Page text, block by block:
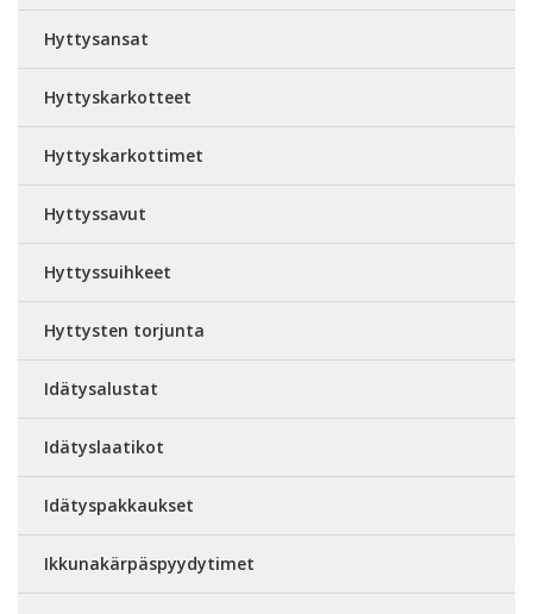
Hyttysansat
Hyttyskarkotteet
Hyttyskarkottimet
Hyttyssavut
Hyttyssuihkeet
Hyttysten torjunta
Idätysalustat
Idätyslaatikot
Idätyspakkaukset
Ikkunakärpäspyydytimet